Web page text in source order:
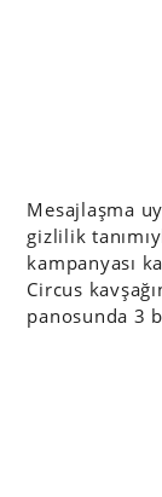
Mesajlaşma
gizlilik
kampanyası
Circus
panosunda 3